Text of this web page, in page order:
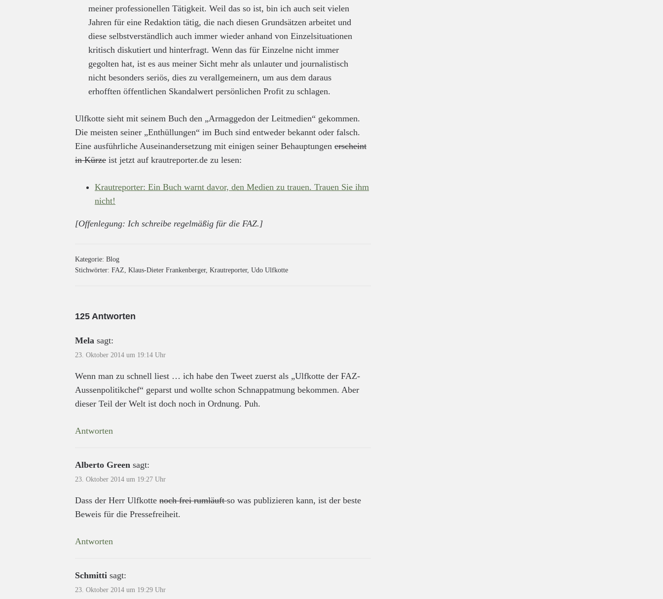
meiner professionellen Tätigkeit. Weil das so ist, bin ich auch seit vielen
Jahren für eine Redaktion tätig, die nach diesen Grundsätzen arbeitet und
diese selbstverständlich auch immer wieder anhand von Einzelsituationen
kritisch diskutiert und hinterfragt. Wenn das für Einzelne nicht immer
gegolten hat, ist es aus meiner Sicht mehr als unlauter und journalistisch
nicht besonders seriös, dies zu verallgemeinern, um aus dem daraus
erhofften öffentlichen Skandalwert persönlichen Profit zu schlagen.
Ulfkotte sieht mit seinem Buch den „Armaggedon der Leitmedien“ gekommen.
Die meisten seiner „Enthüllungen“ im Buch sind entweder bekannt oder falsch.
Eine ausführliche Auseinandersetzung mit einigen seiner Behauptungen erscheint
in Kürze ist jetzt auf krautreporter.de zu lesen:
Krautreporter: Ein Buch warnt davor, den Medien zu trauen. Trauen Sie ihm
nicht!
[Offenlegung: Ich schreibe regelmäßig für die FAZ.]
Kategorie: Blog
Stichwörter: FAZ, Klaus-Dieter Frankenberger, Krautreporter, Udo Ulfkotte
125 Antworten
Mela sagt:
23. Oktober 2014 um 19:14 Uhr
Wenn man zu schnell liest … ich habe den Tweet zuerst als „Ulfkotte der FAZ-
Aussenpolitikchef“ geparst und wollte schon Schnappatmung bekommen. Aber
dieser Teil der Welt ist doch noch in Ordnung. Puh.
Antworten
Alberto Green sagt:
23. Oktober 2014 um 19:27 Uhr
Dass der Herr Ulfkotte noch frei rumläuftso was publizieren kann, ist der beste
Beweis für die Pressefreiheit.
Antworten
Schmitti sagt:
23. Oktober 2014 um 19:29 Uhr